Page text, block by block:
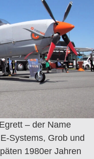
– der Name
Systems, Grob und
1980er Jahren